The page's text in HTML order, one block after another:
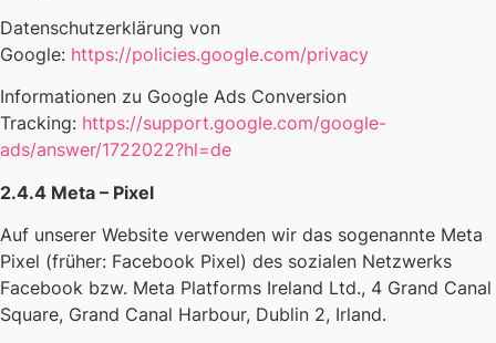
Datenschutzerklärung von
Google: https://policies.google.com/privacy
Informationen zu Google Ads Conversion
Tracking: https://support.google.com/google-
ads/answer/1722022?hl=de
2.4.4 Meta – Pixel
Auf unserer Website verwenden wir das sogenannte Meta
Pixel (früher: Facebook Pixel) des sozialen Netzwerks
Facebook bzw. Meta Platforms Ireland Ltd., 4 Grand Canal
Square, Grand Canal Harbour, Dublin 2, Irland.